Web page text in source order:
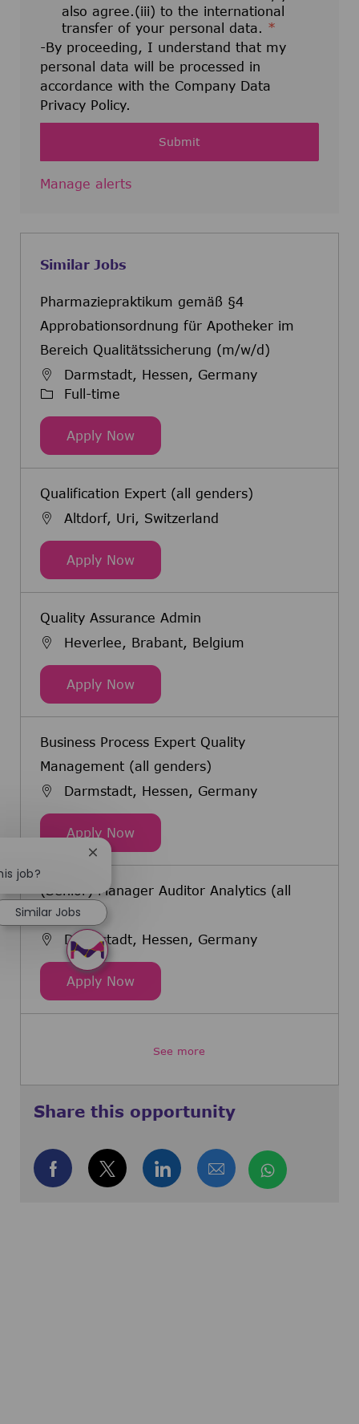
also agree.(iii) to the international
transfer of your personal data. *
-By proceeding, I understand that my
personal data will be processed in
accordance with the Company Data
Privacy Policy.
Submit
Manage alerts
Similar Jobs
Pharmaziepraktikum gemäß §4
Approbationsordnung für Apotheker im
Bereich Qualitätssicherung (m/w/d)
Darmstadt, Hessen, Germany
Job Type
Full-time
Apply NowPharmaziepraktikum gemäß §4
Qualification Expert (all genders)
Altdorf, Uri, Switzerland
Apply NowQualification Expert (all genders)
Quality Assurance Admin
Heverlee, Brabant, Belgium
Apply NowQuality Assurance Admin
Business Process Expert Quality
Management (all genders)
Darmstadt, Hessen, Germany
Apply NowBusiness Process Expert Quality
(Senior) Manager Auditor Analytics (all
genders)
Darmstadt, Hessen, Germany
Apply Now(Senior) Manager Auditor
See more
Share this opportunity
Share via Facebook
Share via twitter
Share via LinkedIn
Share via email
Share via
job?
Close chatbot notification
Similar Jobs